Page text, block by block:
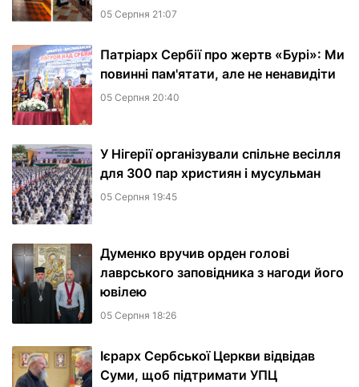
05 Серпня 21:07
Патріарх Сербії про жертв «Бурі»: Ми
повинні пам'ятати, але не ненавидіти
05 Серпня 20:40
У Нігерії організували спільне весілля
для 300 пар християн і мусульман
05 Серпня 19:45
Думенко вручив орден голові
лаврського заповідника з нагоди його
ювілею
05 Серпня 18:26
Ієрарх Сербської Церкви відвідав
Суми, щоб підтримати УПЦ